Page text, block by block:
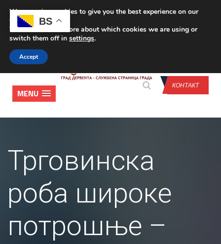
CONTACT US
КОНТАКТ
MENU
Трговинска
роба широке
потрошње –
BS
We are using cookies to give you the best experience on our
website.
You can find out more about which cookies we are using or
switch them off in settings.
Accept